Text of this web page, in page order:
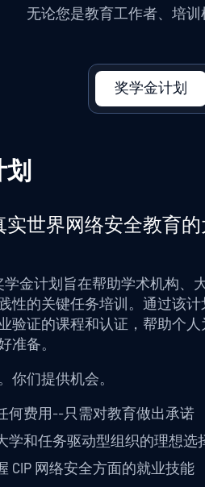
无论您是教育工作者、培
奖学金计划
实世界网络安全教育的
学金计划旨在帮助学术机构、
性的关键任务培训。通过该
验证的课程和认证，帮助个
准备。
你们提供机会。
何费用--只需对教育做出承诺
学和任务驱动型组织的理想选
CIP 网络安全方面的就业技能